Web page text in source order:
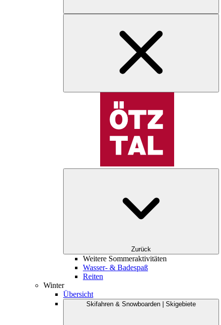
Zurück
Weitere Sommeraktivitäten
Wasser- & Badespaß
Reiten
Winter
Übersicht
Skifahren & Snowboarden | Skigebiete